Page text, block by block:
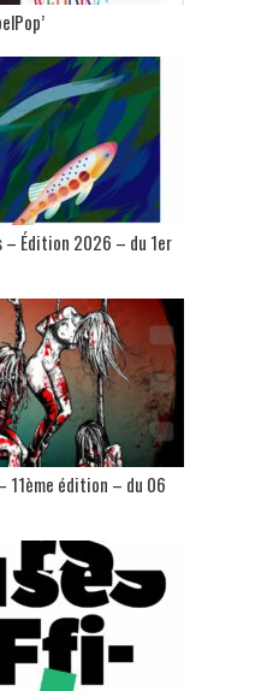
– Édition 2026 – du 1er
11ème édition – du 06